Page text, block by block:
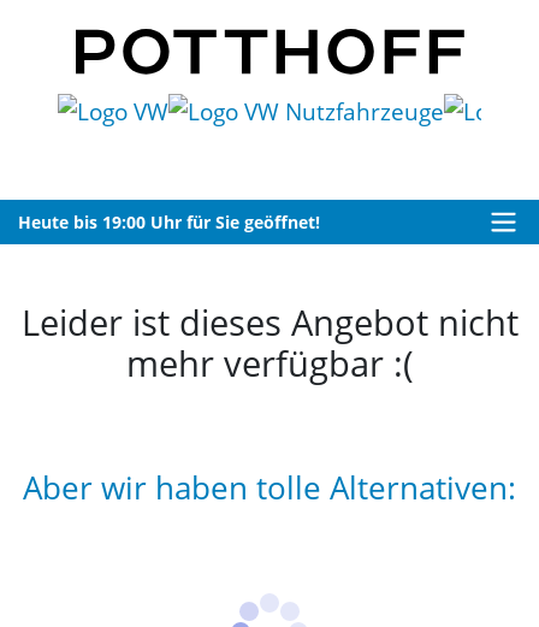
Heute bis 19:00 Uhr für Sie geöffnet!
Leider ist dieses Angebot nicht
mehr verfügbar :(
Aber wir haben tolle Alternativen: